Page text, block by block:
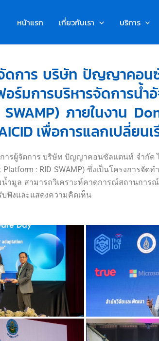
หน้าแรก เกี่ยวกับเรา บริการ
การ บริษัท ปัญญาคอนซั
ร์มการบริหารจัดกา
ภายในงาน
เพื่อการแลกเปลี่ยน
รผู้จัดการ บริษัท ปัญญาคอนซัลแตนท์ จำกัด
Platform : RID SWAMP) ซึ่งเป็นโครงกา
ำมูล สามารถวิเคราะห์คาดการณ์สถานการ
ฟังและแสดงความคิดเห็น